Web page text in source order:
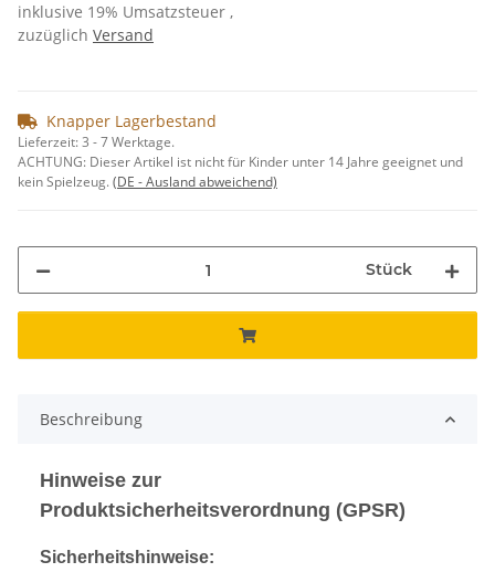
inklusive 19% Umsatzsteuer ,
zuzüglich Versand
Knapper Lagerbestand
Lieferzeit:3 - 7 Werktage.
ACHTUNG: Dieser Artikel ist nicht für Kinder unter 14 Jahre geeignet und
kein Spielzeug.(DE - Ausland abweichend)
Stück
Beschreibung
Hinweise zur
Produktsicherheitsverordnung (GPSR)
Sicherheitshinweise: